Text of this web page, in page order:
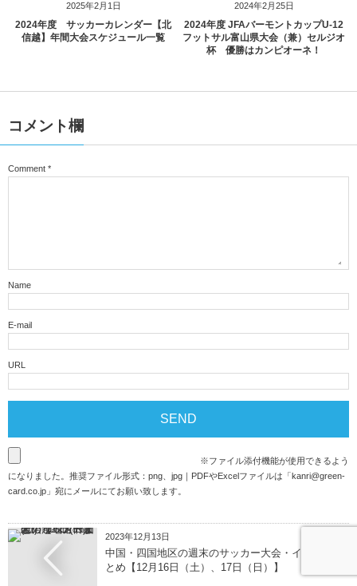
2025年2月1日
2024年度 サッカーカレンダー【北
信越】年間大会スケジュール一覧
2024年2月25日
2024年度 JFAバーモントカップU-12
フットサル富山県大会（兼）セルジオ
杯 優勝はカンピオーネ！
コメント欄
Comment *
Name
E-mail
URL
※ファイル添付機能が使用できるよう
になりました。推奨ファイル形式：png、jpg｜PDFやExcelファイルは「kanri@green-
card.co.jp 」宛にメールにてお願い致します。
2023年12月13日
中国・四国地区の週末のサッカー大会・イベントま
とめ【12月16日（土）、17日（日）】